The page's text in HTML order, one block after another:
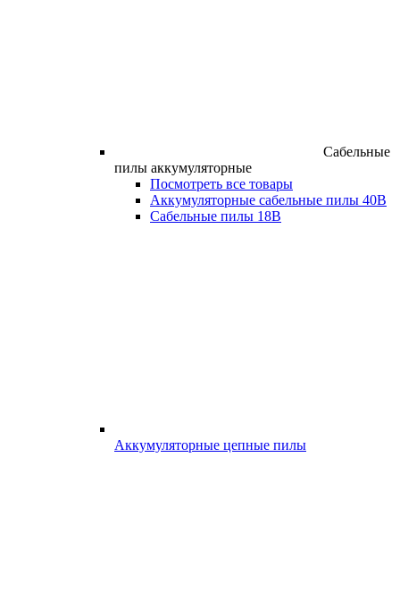
Сабельные
пилы аккумуляторные
Посмотреть все товары
Аккумуляторные сабельные пилы 40В
Сабельные пилы 18В
Аккумуляторные цепные пилы